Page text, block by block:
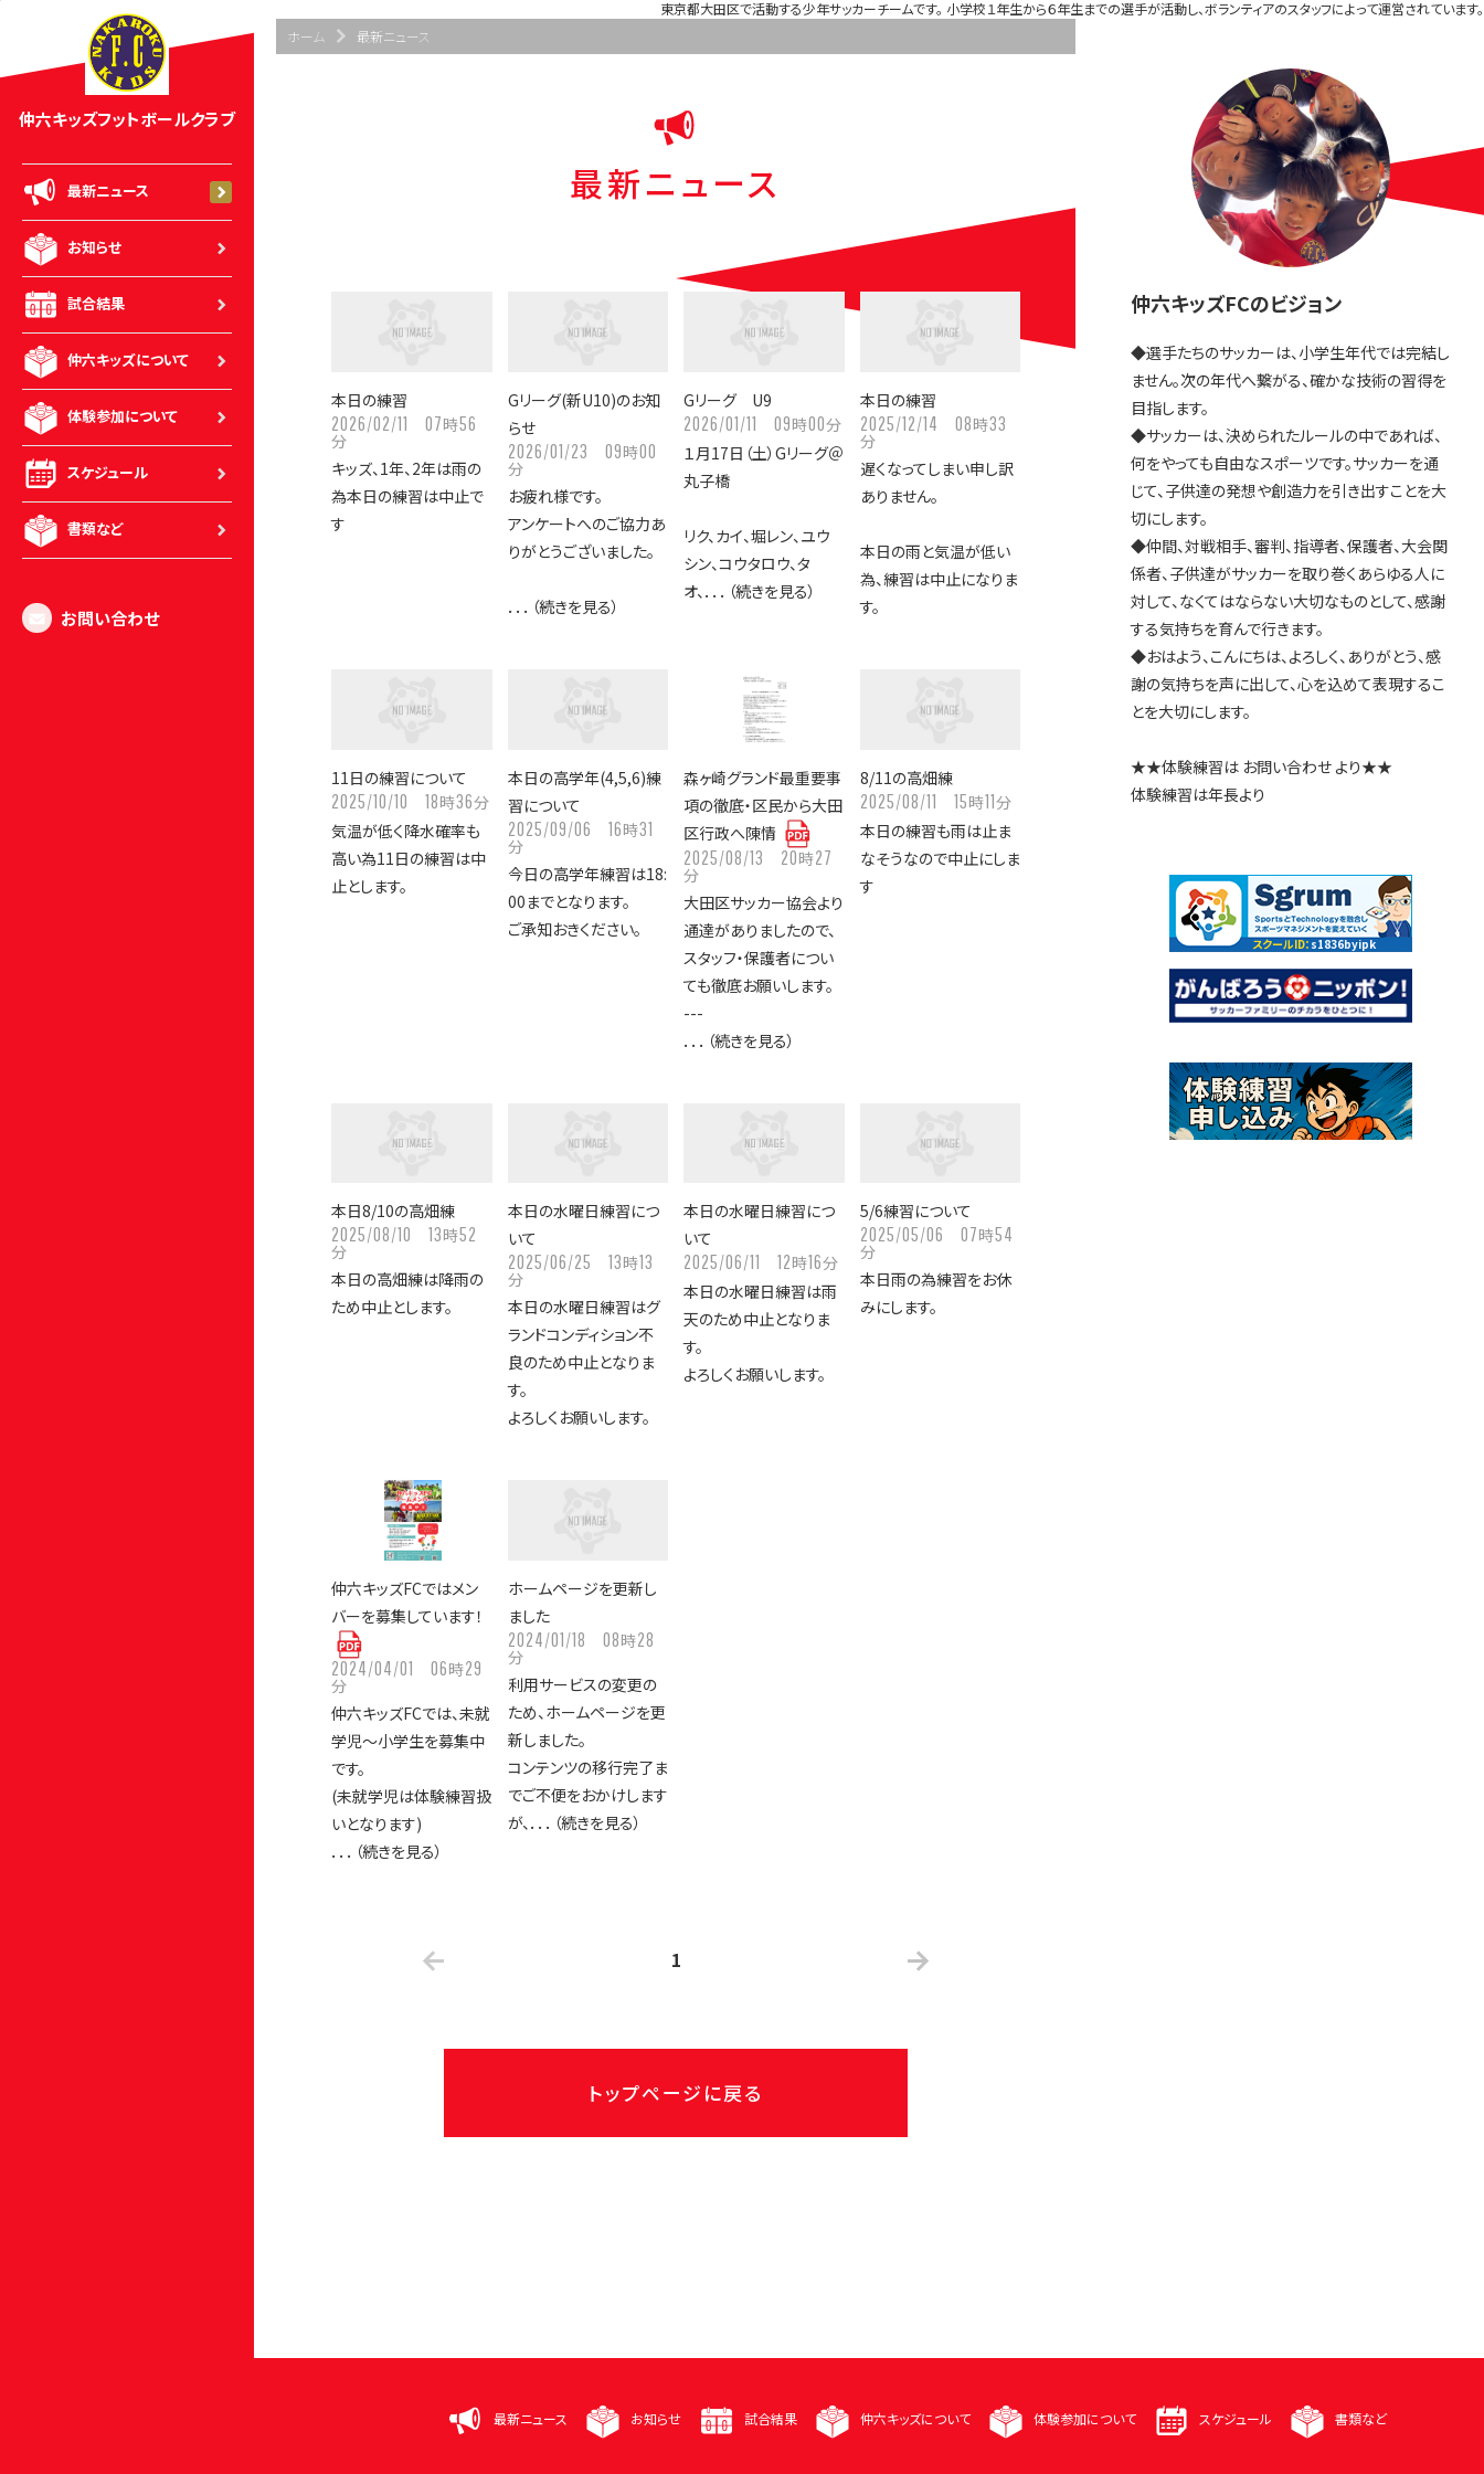
仲六キッズフットボールクラブ
最新ニュース
お知らせ
試合結果
仲六キッズについて
体験参加について
スケジュール
書類など
お問い合わせ
東京都大田区で活動する少年サッカーチームです。 小学校１年生から６年生までの選手が活動し、ボランティアのスタッフによって運営されています。
最新ニュース
ホーム 最新ニュース
本日の練習
2026/02/11 07時56
分
キッズ、1年、2年は雨の
為本日の練習は中止で
す
Gリーグ(新U10)のお知
らせ
2026/01/23 09時00
分
お疲れ様です。
アンケートへのご協力あ
りがとうございました。
．．．（続きを見る）
Gリーグ U9
2026/01/11 09時00分
１月17日（土）Gリーグ＠
丸子橋
リク、カイ、堀レン、ユウ
シン、コウタロウ、タ
オ、．．．（続きを見る）
本日の練習
2025/12/14 08時33
分
遅くなってしまい申し訳
ありません。
本日の雨と気温が低い
為、練習は中止になりま
す。
11日の練習について
2025/10/10 18時36分
気温が低く降水確率も
高い為11日の練習は中
止とします。
本日の高学年(4,5,6)練
習について
2025/09/06 16時31
分
今日の高学年練習は18:
00までとなります。
ご承知おきください。
森ヶ崎グランド最重要事
項の徹底・区民から大田
区行政へ陳情
2025/08/13 20時27
分
大田区サッカー協会より
通達がありましたので、
スタッフ・保護者につい
ても徹底お願いします。
---
．．．（続きを見る）
8/11の高畑練
2025/08/11 15時11分
本日の練習も雨は止ま
なそうなので中止にしま
す
本日8/10の高畑練
2025/08/10 13時52
分
本日の高畑練は降雨の
ため中止とします。
本日の水曜日練習につ
いて
2025/06/25 13時13
分
本日の水曜日練習はグ
ランドコンディション不
良のため中止となりま
す。
よろしくお願いします。
本日の水曜日練習につ
いて
2025/06/11 12時16分
本日の水曜日練習は雨
天のため中止となりま
す。
よろしくお願いします。
5/6練習について
2025/05/06 07時54
分
本日雨の為練習をお休
みにします。
仲六キッズFCではメン
バーを募集しています！
2024/04/01 06時29
分
仲六キッズFCでは、未就
学児〜小学生を募集中
です。
(未就学児は体験練習扱
いとなります)
．．．（続きを見る）
ホームページを更新し
ました
2024/01/18 08時28
分
利用サービスの変更の
ため、ホームページを更
新しました。
コンテンツの移行完了ま
でご不便をおかけします
が、．．．（続きを見る）
1
トップページに戻る
仲六キッズFCのビジョン
◆選手たちのサッカーは、小学生年代では完結し
ません。次の年代へ繋がる、確かな技術の習得を
目指します。
◆サッカーは、決められたルールの中であれば、
何をやっても自由なスポーツです。サッカーを通
じて、子供達の発想や創造力を引き出すことを大
切にします。
◆仲間、対戦相手、審判、指導者、保護者、大会関
係者、子供達がサッカーを取り巻くあらゆる人に
対して、なくてはならない大切なものとして、感謝
する気持ちを育んで行きます。
◆おはよう、こんにちは、よろしく、ありがとう、感
謝の気持ちを声に出して、心を込めて表現するこ
とを大切にします。
★★体験練習は お問い合わせ より★★
体験練習は年長より
スクールID：s1836byipk
最新ニュース お知らせ 試合結果 仲六キッズについて 体験参加について スケジュール 書類など